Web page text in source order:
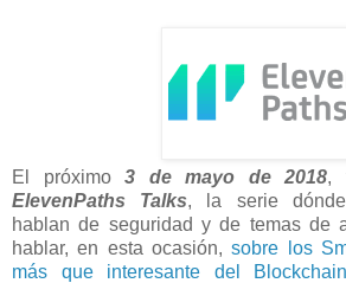
El próximo3 de mayo de 2018,
ElevenPaths Talks, la serie dónde
hablan de seguridad y de temas de
hablar, en esta ocasión,sobre los
más que interesante del Blockchain